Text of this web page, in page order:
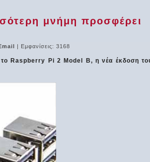
μνήμη προσφέρει
| Εμφανίσεις: 3168
το Raspberry Pi 2 Model B, η νέα έκδοση